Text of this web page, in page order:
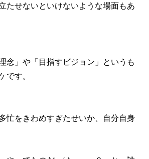
たせないといけないような場面もあ
念」や「目指すビジョン」というも
です。
忙をきわめすぎたせいか、自分自身